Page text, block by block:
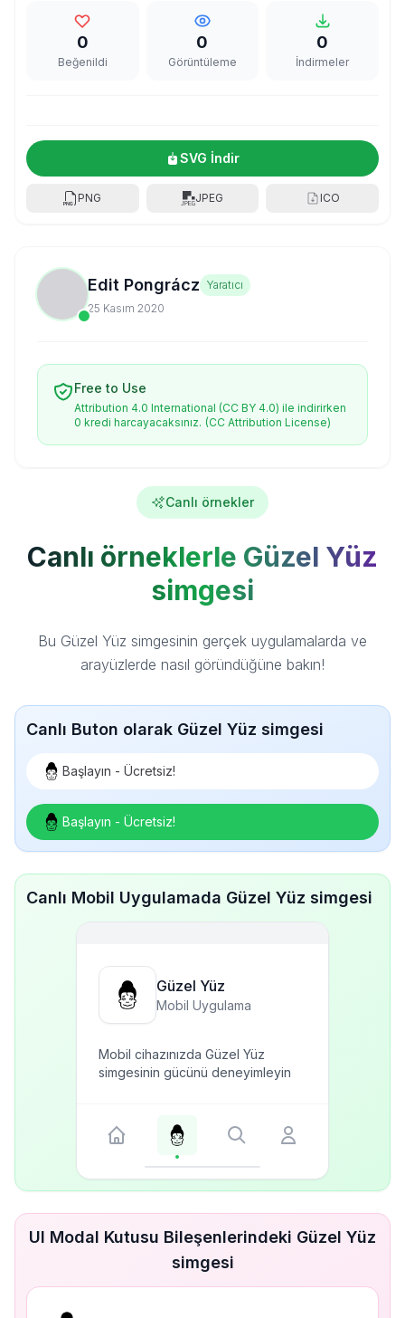
0
Beğenildi
0
Görüntüleme
0
İndirmeler
SVG İndir
PNG JPEG ICO
Edit Pongrácz Yaratıcı
25 Kasım 2020
Free to Use
Attribution 4.0 International (CC BY 4.0) ile indirirken
0 kredi harcayacaksınız. (CC Attribution License)
Canlı örnekler
Canlı örneklerle Güzel Yüz
simgesi
Bu Güzel Yüz simgesinin gerçek uygulamalarda ve
arayüzlerde nasıl göründüğüne bakın!
Canlı Buton olarak Güzel Yüz simgesi
Başlayın - Ücretsiz!
Başlayın - Ücretsiz!
Canlı Mobil Uygulamada Güzel Yüz simgesi
Güzel Yüz
Mobil Uygulama
Mobil cihazınızda Güzel Yüz
simgesinin gücünü deneyimleyin
UI Modal Kutusu Bileşenlerindeki Güzel Yüz
simgesi